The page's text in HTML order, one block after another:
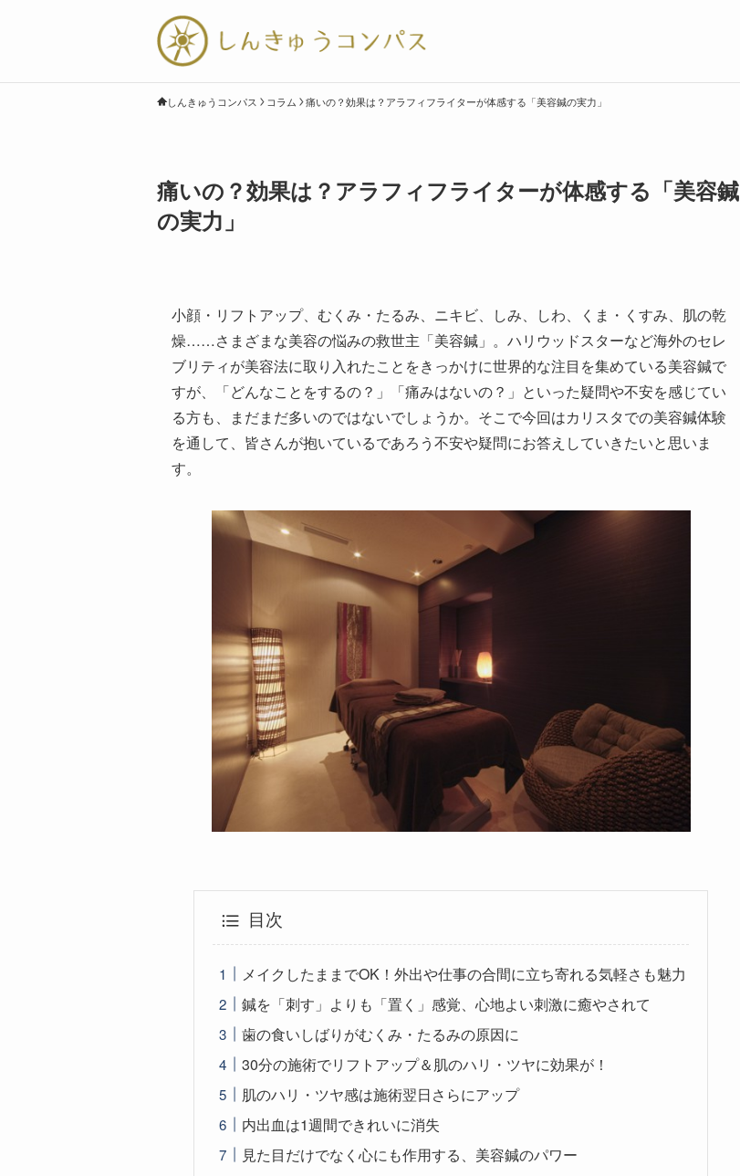
しんきゅうコンパス コラム 痛いの？効果は？アラフィフライターが体感する「美容鍼の実力」
痛いの？効果は？アラフィフライターが体感する「美容鍼
の実力」
小顔・リフトアップ、むくみ・たるみ、ニキビ、しみ、しわ、くま・くすみ、肌の乾
燥……さまざまな美容の悩みの救世主「美容鍼」。ハリウッドスターなど海外のセレ
ブリティが美容法に取り入れたことをきっかけに世界的な注目を集めている美容鍼で
すが、「どんなことをするの？」「痛みはないの？」といった疑問や不安を感じてい
る方も、まだまだ多いのではないでしょうか。そこで今回はカリスタでの美容鍼体験
を通して、皆さんが抱いているであろう不安や疑問にお答えしていきたいと思いま
す。
目次
メイクしたままでOK！外出や仕事の合間に立ち寄れる気軽さも魅力
鍼を「刺す」よりも「置く」感覚、心地よい刺激に癒やされて
歯の食いしばりがむくみ・たるみの原因に
30分の施術でリフトアップ＆肌のハリ・ツヤに効果が！
肌のハリ・ツヤ感は施術翌日さらにアップ
内出血は1週間できれいに消失
見た目だけでなく心にも作用する、美容鍼のパワー